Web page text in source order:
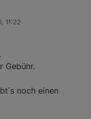
brauchst du die
- da brauchst du
nicht im ein
11:22
Gebühr.
noch einen